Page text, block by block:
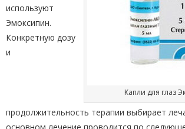
Капли для глаз
используют
Эмоксипин.
Конкретную дозу
и
продолжительность терапии выбирает